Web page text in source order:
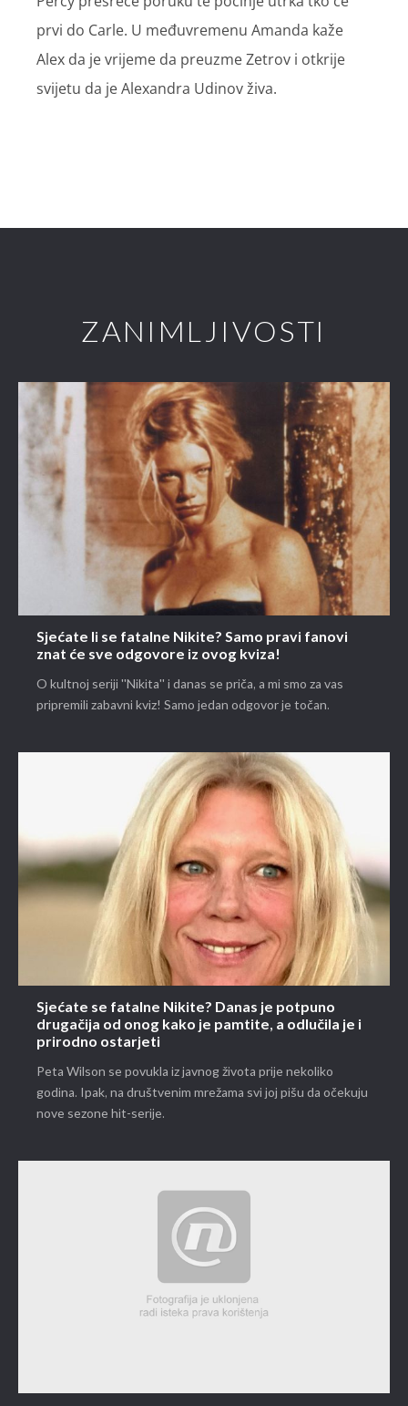
prvi do Carle. U međuvremenu Amanda kaže
Alex da je vrijeme da preuzme Zetrov i otkrije
svijetu da je Alexandra Udinov živa.
ZANIMLJIVOSTI
Sjećate li se fatalne Nikite? Samo pravi fanovi
znat će sve odgovore iz ovog kviza!
O kultnoj seriji ''Nikita'' i danas se priča, a mi smo za vas
pripremili zabavni kviz! Samo jedan odgovor je točan.
Sjećate se fatalne Nikite? Danas je potpuno
drugačija od onog kako je pamtite, a odlučila je i
prirodno ostarjeti
Peta Wilson se povukla iz javnog života prije nekoliko
godina. Ipak, na društvenim mrežama svi joj pišu da očekuju
nove sezone hit-serije.